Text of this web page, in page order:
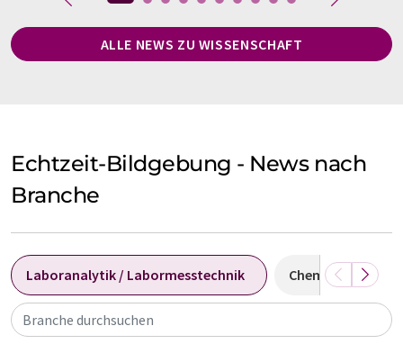
ALLE NEWS ZU WISSENSCHAFT
Echtzeit-Bildgebung - News nach
Branche
Laboranalytik / Labormesstechnik Chemie
Branche durchsuchen